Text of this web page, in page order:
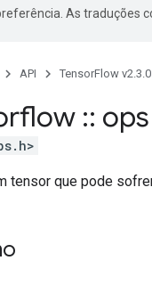
As traduções
API TensorFlow v2.3.0
:: ops
tensor que pode